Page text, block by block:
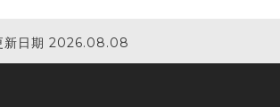
新日期 2026.08.08